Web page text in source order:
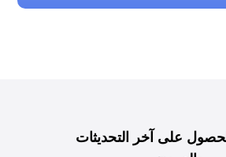
على آخر التحديثات